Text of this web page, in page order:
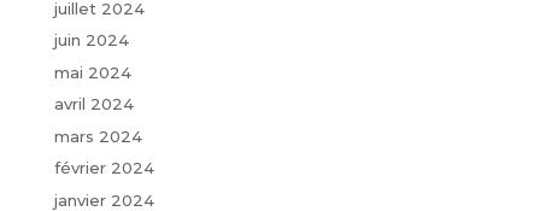
juillet 2024
juin 2024
mai 2024
avril 2024
mars 2024
février 2024
janvier 2024